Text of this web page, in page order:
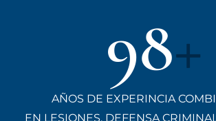
98+
AÑOS DE EXPERINCIA
EN LESIONES, DEFENSA